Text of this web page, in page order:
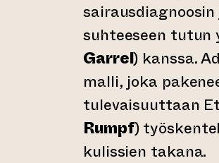
suhteeseen tutun
Garrel) kanssa.
malli, joka
tulevaisuuttaan
Rumpf)
kulissien takana.